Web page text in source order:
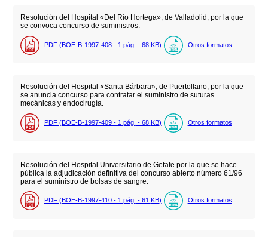
Resolución del Hospital «Del Río Hortega», de Valladolid, por la que
se convoca concurso de suministros.
PDF (BOE-B-1997-408 - 1 pág. - 68 KB) Otros formatos
Resolución del Hospital «Santa Bárbara», de Puertollano, por la que
se anuncia concurso para contratar el suministro de suturas
mecánicas y endocirugía.
PDF (BOE-B-1997-409 - 1 pág. - 68 KB) Otros formatos
Resolución del Hospital Universitario de Getafe por la que se hace
pública la adjudicación definitiva del concurso abierto número 61/96
para el suministro de bolsas de sangre.
PDF (BOE-B-1997-410 - 1 pág. - 61 KB) Otros formatos